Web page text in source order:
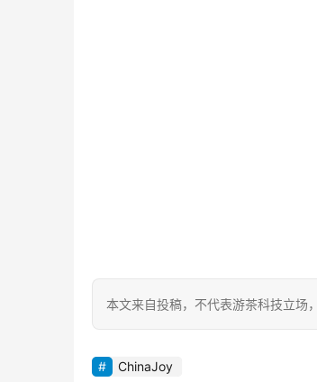
本文来自投稿，不代表游茶科技立
ChinaJoy